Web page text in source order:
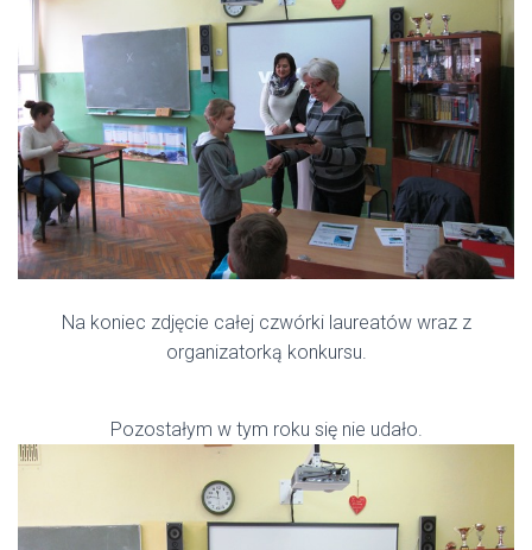
Na koniec zdjęcie całej czwórki laureatów wraz z
organizatorką konkursu.
Pozostałym w tym roku się nie udało.